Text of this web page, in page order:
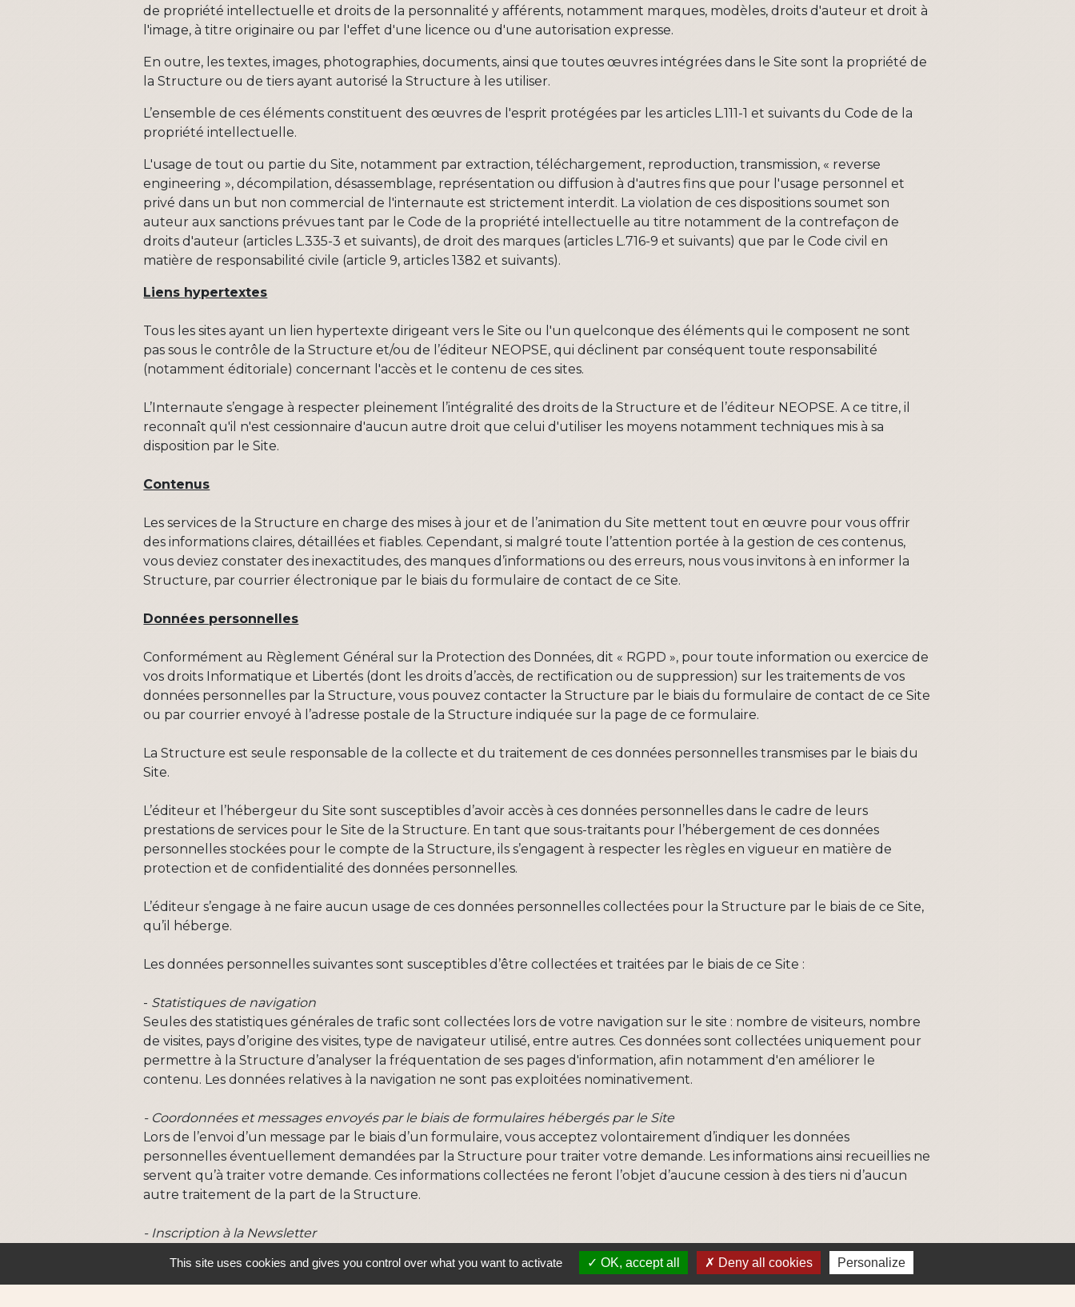
de propriété intellectuelle et droits de la personnalité y afférents, notamment marques, modèles, droits d'auteur et droit à
l'image, à titre originaire ou par l'effet d'une licence ou d'une autorisation expresse.
En outre, les textes, images, photographies, documents, ainsi que toutes œuvres intégrées dans le Site sont la propriété de
la Structure ou de tiers ayant autorisé la Structure à les utiliser.
L’ensemble de ces éléments constituent des œuvres de l'esprit protégées par les articles L.111-1 et suivants du Code de la
propriété intellectuelle.
L'usage de tout ou partie du Site, notamment par extraction, téléchargement, reproduction, transmission, « reverse
engineering », décompilation, désassemblage, représentation ou diffusion à d'autres fins que pour l'usage personnel et
privé dans un but non commercial de l'internaute est strictement interdit. La violation de ces dispositions soumet son
auteur aux sanctions prévues tant par le Code de la propriété intellectuelle au titre notamment de la contrefaçon de
droits d'auteur (articles L.335-3 et suivants), de droit des marques (articles L.716-9 et suivants) que par le Code civil en
matière de responsabilité civile (article 9, articles 1382 et suivants).
Liens hypertextes
Tous les sites ayant un lien hypertexte dirigeant vers le Site ou l'un quelconque des éléments qui le composent ne sont
pas sous le contrôle de la Structure et/ou de l’éditeur NEOPSE, qui déclinent par conséquent toute responsabilité
(notamment éditoriale) concernant l'accès et le contenu de ces sites.
L’Internaute s’engage à respecter pleinement l’intégralité des droits de la Structure et de l’éditeur NEOPSE. A ce titre, il
reconnaît qu'il n'est cessionnaire d'aucun autre droit que celui d'utiliser les moyens notamment techniques mis à sa
disposition par le Site.
Contenus
Les services de la Structure en charge des mises à jour et de l’animation du Site mettent tout en œuvre pour vous offrir
des informations claires, détaillées et fiables. Cependant, si malgré toute l’attention portée à la gestion de ces contenus,
vous deviez constater des inexactitudes, des manques d’informations ou des erreurs, nous vous invitons à en informer la
Structure, par courrier électronique par le biais du formulaire de contact de ce Site.
Données personnelles
Conformément au Règlement Général sur la Protection des Données, dit « RGPD », pour toute information ou exercice de
vos droits Informatique et Libertés (dont les droits d’accès, de rectification ou de suppression) sur les traitements de vos
données personnelles par la Structure, vous pouvez contacter la Structure par le biais du formulaire de contact de ce Site
ou par courrier envoyé à l’adresse postale de la Structure indiquée sur la page de ce formulaire.
La Structure est seule responsable de la collecte et du traitement de ces données personnelles transmises par le biais du
Site.
L’éditeur et l’hébergeur du Site sont susceptibles d’avoir accès à ces données personnelles dans le cadre de leurs
prestations de services pour le Site de la Structure. En tant que sous-traitants pour l’hébergement de ces données
personnelles stockées pour le compte de la Structure, ils s’engagent à respecter les règles en vigueur en matière de
protection et de confidentialité des données personnelles.
L’éditeur s’engage à ne faire aucun usage de ces données personnelles collectées pour la Structure par le biais de ce Site,
qu’il héberge.
Les données personnelles suivantes sont susceptibles d’être collectées et traitées par le biais de ce Site :
- Statistiques de navigation
Seules des statistiques générales de trafic sont collectées lors de votre navigation sur le site : nombre de visiteurs, nombre
de visites, pays d’origine des visites, type de navigateur utilisé, entre autres. Ces données sont collectées uniquement pour
permettre à la Structure d’analyser la fréquentation de ses pages d'information, afin notamment d'en améliorer le
contenu. Les données relatives à la navigation ne sont pas exploitées nominativement.
- Coordonnées et messages envoyés par le biais de formulaires hébergés par le Site
Lors de l’envoi d’un message par le biais d’un formulaire, vous acceptez volontairement d’indiquer les données
personnelles éventuellement demandées par la Structure pour traiter votre demande. Les informations ainsi recueillies ne
servent qu’à traiter votre demande. Ces informations collectées ne feront l’objet d’aucune cession à des tiers ni d’aucun
autre traitement de la part de la Structure.
- Inscription à la Newsletter
Pour recevoir les lettres d’informations électroniques de la Structure (ou « newsletters »), vous acceptez volontairement
d’indiquer votre adresse email. Si vous souhaitez ne plus recevoir de messages de la part de la Structure après inscription,
This site uses cookies and gives you control over what you want to activate OK, accept all Deny all cookies Personalize